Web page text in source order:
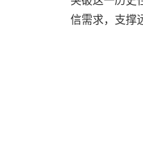
信需求，支撑